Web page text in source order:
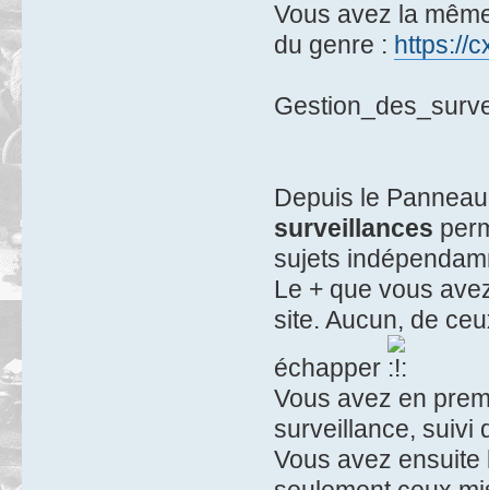
Vous avez la
du genre : https://
Depuis le
surveillances
sujets
Le + que vous
site. Aucun, de
échapper
Vous avez en
surveillance, suivi
Vous avez